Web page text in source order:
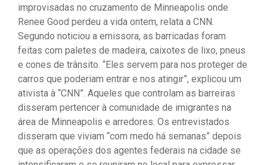
improvisadas no cruzamento de Minneapolis onde
Renee Good perdeu a vida ontem, relata a CNN.
Segundo noticiou a emissora, as barricadas foram
feitas com paletes de madeira, caixotes de lixo, pneus
e cones de trânsito. “Eles servem para nos proteger de
carros que poderiam entrar e nos atingir”, explicou um
ativista à “CNN”. Aqueles que controlam as barreiras
disseram pertencer à comunidade de imigrantes na
área de Minneapolis e arredores. Os entrevistados
disseram que viviam “com medo há semanas” depois
que as operações dos agentes federais na cidade se